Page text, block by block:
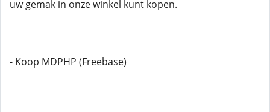
uw gemak in onze winkel kunt kopen.
- Koop MDPHP (Freebase)